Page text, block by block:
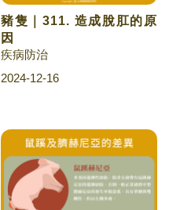
豬隻｜311. 造成脫肛的原
因
疾病防治
2024-12-16